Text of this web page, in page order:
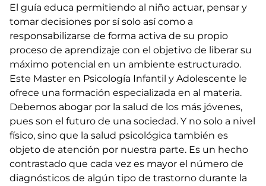
El guía educa permitiendo al niño actuar, pensar y
tomar decisiones por sí solo así como a
responsabilizarse de forma activa de su propio
proceso de aprendizaje con el objetivo de liberar su
máximo potencial en un ambiente estructurado.
Este Master en Psicología Infantil y Adolescente le
ofrece una formación especializada en al materia.
Debemos abogar por la salud de los más jóvenes,
pues son el futuro de una sociedad. Y no solo a nivel
físico, sino que la salud psicológica también es
objeto de atención por nuestra parte. Es un hecho
contrastado que cada vez es mayor el número de
diagnósticos de algún tipo de trastorno durante la